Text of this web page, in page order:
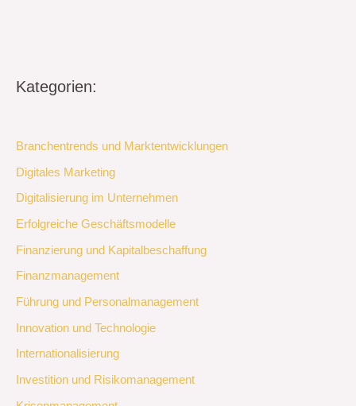
Kategorien:
Branchentrends und Marktentwicklungen
Digitales Marketing
Digitalisierung im Unternehmen
Erfolgreiche Geschäftsmodelle
Finanzierung und Kapitalbeschaffung
Finanzmanagement
Führung und Personalmanagement
Innovation und Technologie
Internationalisierung
Investition und Risikomanagement